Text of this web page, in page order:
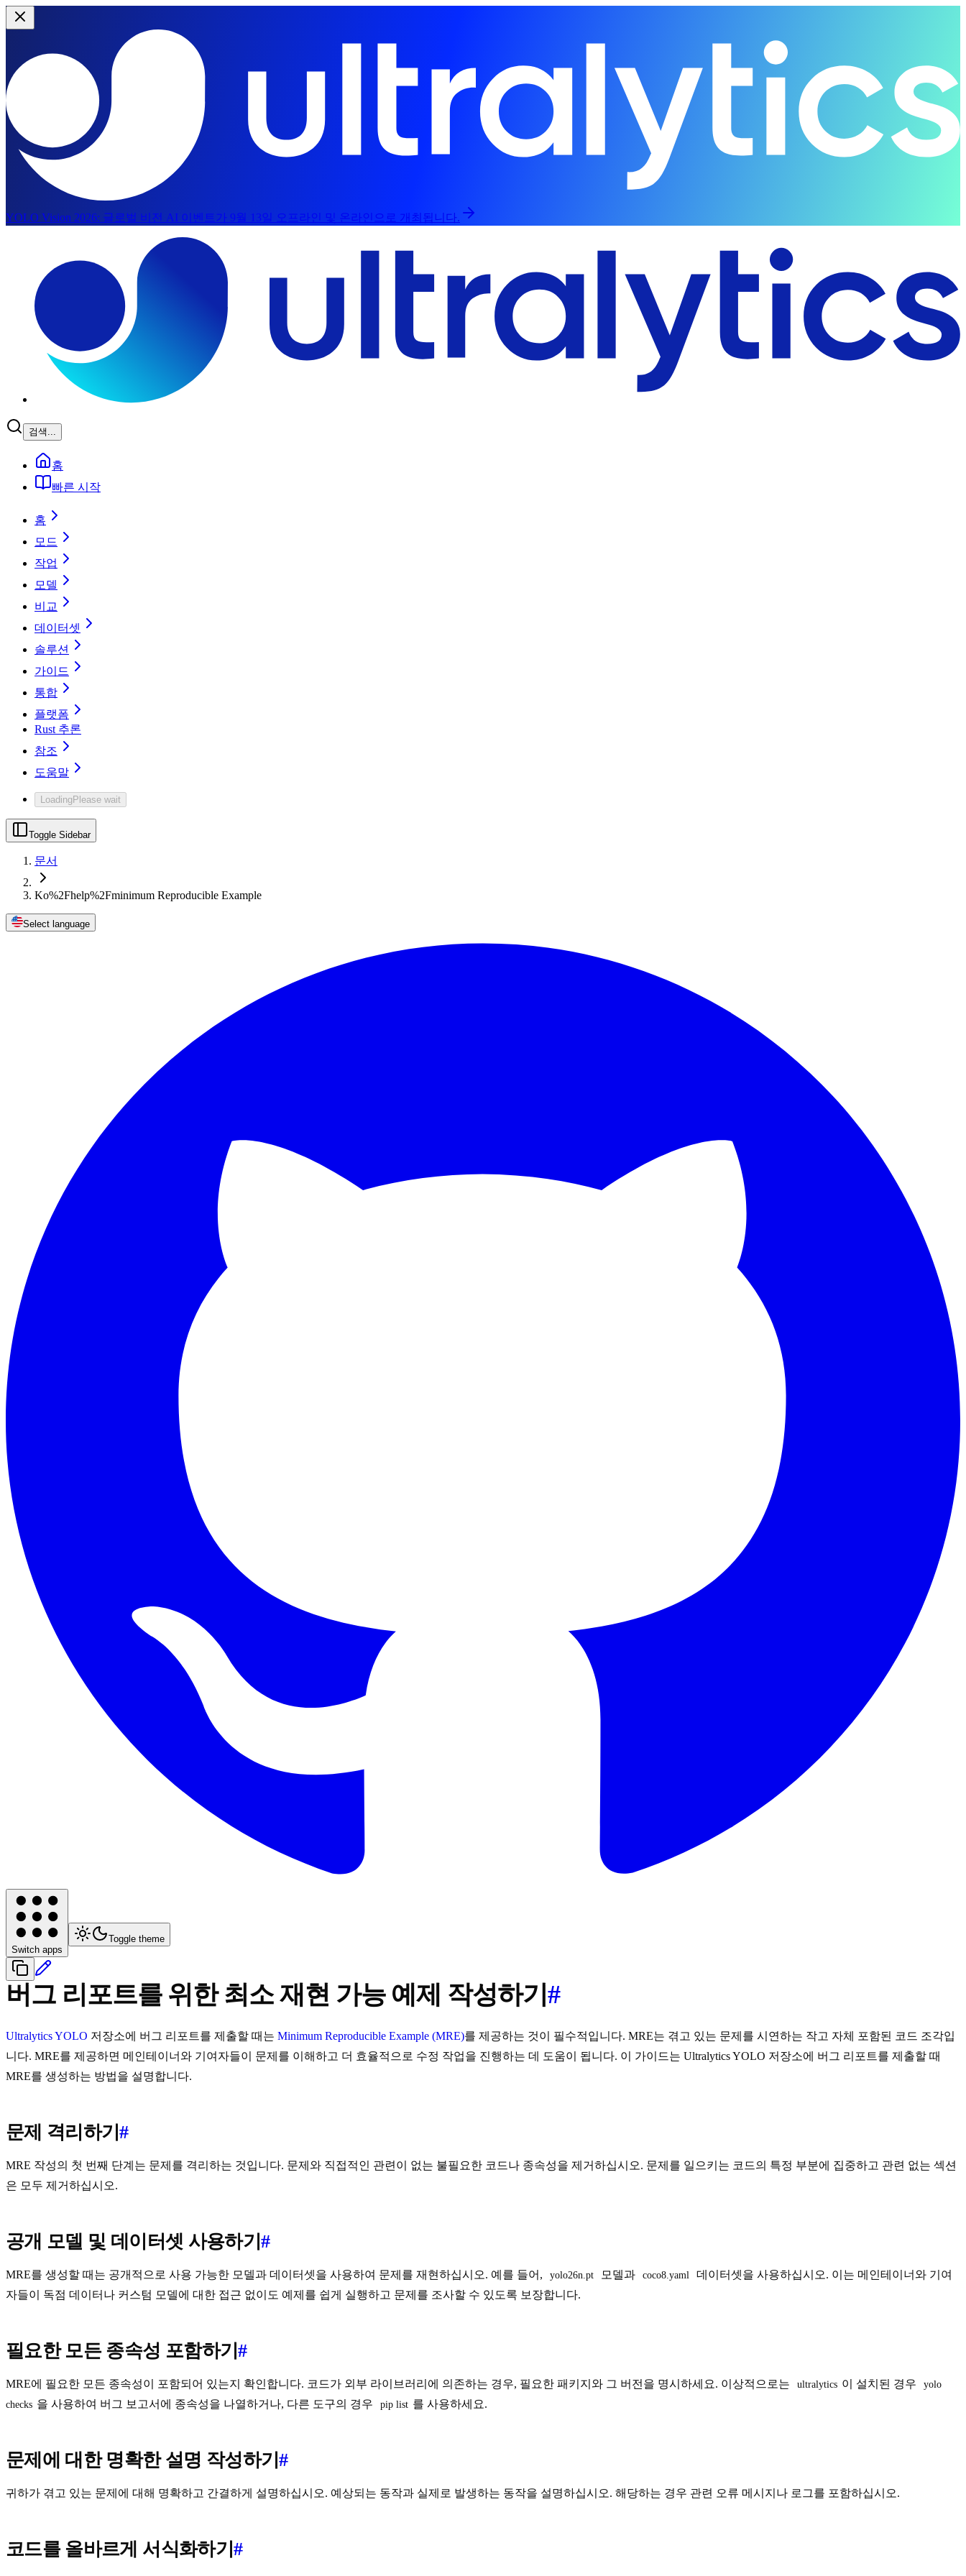
YOLO Vision 2026: 글로벌 비전 AI 이벤트가 9월 13일 오프라인 및 온라인으로 개최됩니다.
검색...
홈
빠른 시작
홈
모드
작업
모델
비교
데이터셋
솔루션
가이드
통합
플랫폼
Rust 추론
참조
도움말
LoadingPlease wait
Toggle Sidebar
문서
Ko%2Fhelp%2Fminimum Reproducible Example
Select language
Switch apps
Toggle theme
버그 리포트를 위한 최소 재현 가능 예제 작성하기 #
UltralyticsYOLO 저장소에 버그 리포트를 제출할 때는 Minimum Reproducible Example (MRE)를 제공하는 것이 필수적입니다. MRE는 겪고 있는 문제를 시연하는 작고 자체 포함된 코드 조각입
니다. MRE를 제공하면 메인테이너와 기여자들이 문제를 이해하고 더 효율적으로 수정 작업을 진행하는 데 도움이 됩니다. 이 가이드는 Ultralytics YOLO 저장소에 버그 리포트를 제출할 때
MRE를 생성하는 방법을 설명합니다.
문제 격리하기#
MRE 작성의 첫 번째 단계는 문제를 격리하는 것입니다. 문제와 직접적인 관련이 없는 불필요한 코드나 종속성을 제거하십시오. 문제를 일으키는 코드의 특정 부분에 집중하고 관련 없는 섹션
은 모두 제거하십시오.
공개 모델 및 데이터셋 사용하기 #
MRE를 생성할 때는 공개적으로 사용 가능한 모델과 데이터셋을 사용하여 문제를 재현하십시오. 예를 들어, yolo26n.pt 모델과 coco8.yaml
데이터셋을 사용하십시오. 이는 메인테이너와 기여
자들이 독점 데이터나 커스텀 모델에 대한 접근 없이도 예제를 쉽게 실행하고 문제를 조사할 수 있도록 보장합니다.
필요한 모든 종속성 포함하기#
MRE에 필요한 모든 종속성이 포함되어 있는지 확인합니다. 코드가 외부 라이브러리에 의존하는 경우, 필요한 패키지와 그 버전을 명시하세요. 이상적으로는 ultralytics 이 설치된 경우
yolo
checks 을 사용하여 버그 보고서에 종속성을 나열하거나, 다른 도구의 경우 pip list 를 사용하세요.
문제에 대한 명확한 설명 작성하기#
귀하가 겪고 있는 문제에 대해 명확하고 간결하게 설명하십시오. 예상되는 동작과 실제로 발생하는 동작을 설명하십시오. 해당하는 경우 관련 오류 메시지나 로그를 포함하십시오.
코드를 올바르게 서식화하기 #